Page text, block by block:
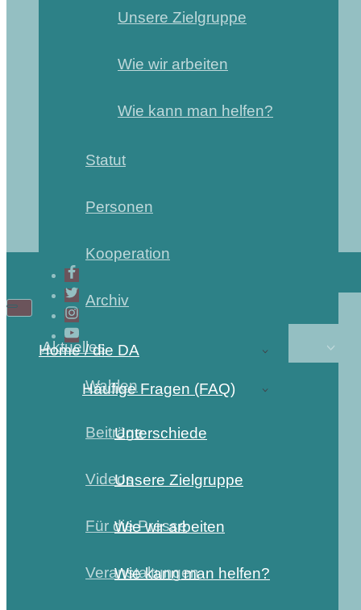
Unsere Zielgruppe
Wie wir arbeiten
Wie kann man helfen?
Statut
Personen
Kooperation
Archiv
Aktuelles
Wahlen
Beiträge
Videos
Für die Presse
Veranstaltungen
Navigations-
Navigations-
Home / die DA
Häufige Fragen (FAQ)
Unterschiede
Unsere Zielgruppe
Wie wir arbeiten
Wie kann man helfen?